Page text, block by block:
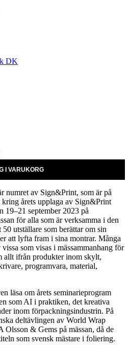
DK
I VARUKORG
numret av Sign&Print, som är på
årets upplaga av Sign&Print
19–21 september 2023 på
för alla som är verksamma i den
utställare som berättar om sin
att lyfta fram i sina montrar. Många
som visas i mässammanhang för
allt ifrån produkter inom skylt,
programvara, material,
läsa om årets seminarieprogram
som AI i praktiken, det kreativa
inom förpackningsindustrin. På
deltävlingen av World Wrap
Olsson & Gems på mässan, då de
som svensk mästare i foliering.